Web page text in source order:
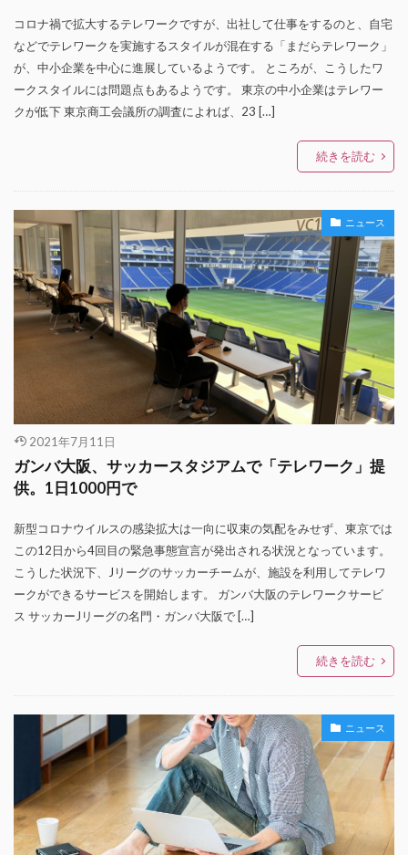
コロナ禍で拡大するテレワークですが、出社して仕事をするのと、自宅
などでテレワークを実施するスタイルが混在する「まだらテレワーク」
が、中小企業を中心に進展しているようです。 ところが、こうしたワ
ークスタイルには問題点もあるようです。 東京の中小企業はテレワー
クが低下 東京商工会議所の調査によれば、23 […]
続きを読む
ニュース
2021年7月11日
ガンバ大阪、サッカースタジアムで「テレワーク」提
供。1日1000円で
新型コロナウイルスの感染拡大は一向に収束の気配をみせず、東京では
この12日から4回目の緊急事態宣言が発出される状況となっています。
こうした状況下、Jリーグのサッカーチームが、施設を利用してテレワ
ークができるサービスを開始します。 ガンバ大阪のテレワークサービ
ス サッカーJリーグの名門・ガンバ大阪で […]
続きを読む
ニュース